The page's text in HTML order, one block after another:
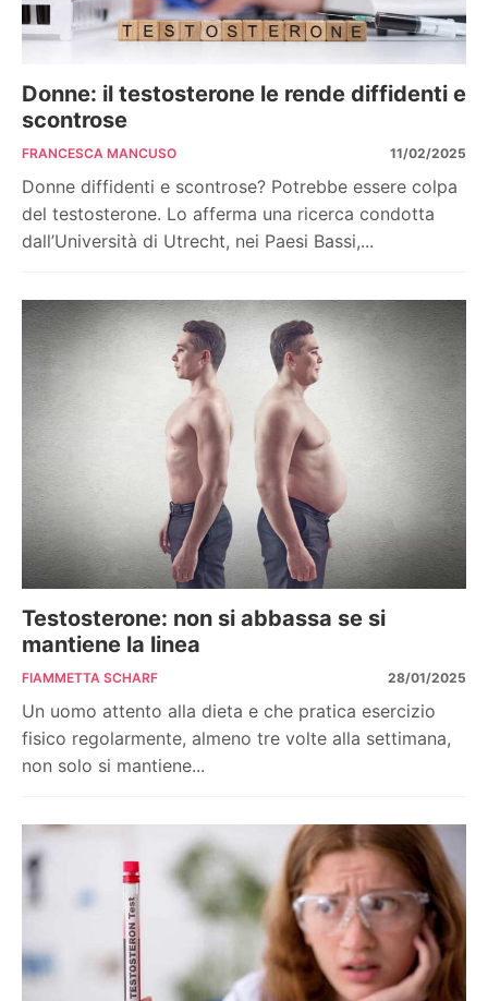
Donne: il testosterone le rende diffidenti e
scontrose
FRANCESCA MANCUSO 11/02/2025
Donne diffidenti e scontrose? Potrebbe essere colpa
del testosterone. Lo afferma una ricerca condotta
dall’Università di Utrecht, nei Paesi Bassi,...
Testosterone: non si abbassa se si
mantiene la linea
FIAMMETTA SCHARF 28/01/2025
Un uomo attento alla dieta e che pratica esercizio
fisico regolarmente, almeno tre volte alla settimana,
non solo si mantiene...